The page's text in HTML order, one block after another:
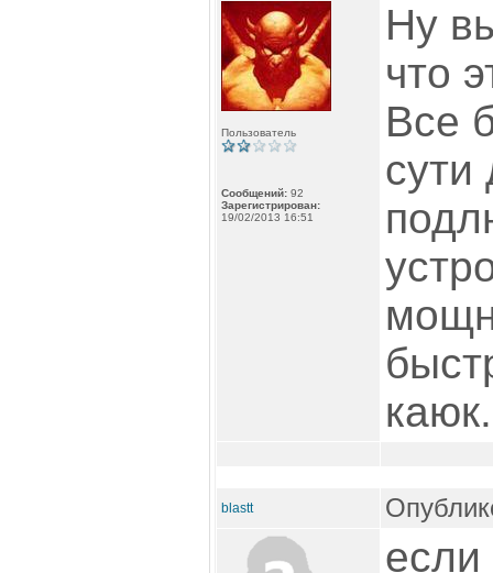
Пользователь
Сообщений: 92
Зарегистрирован:
19/02/2013 16:51
Ну
что
Все
сути
каюк.
blastt